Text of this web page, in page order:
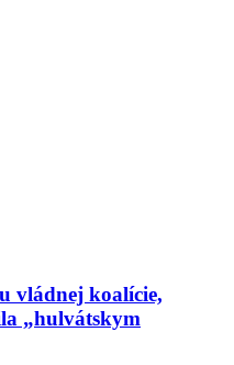
vládnej koalície,
„hulvátskym